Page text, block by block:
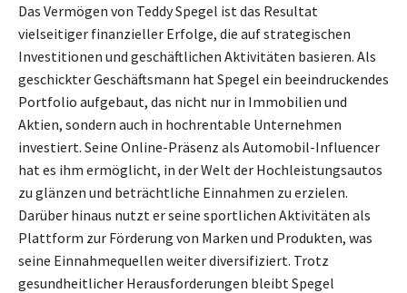
Das Vermögen von Teddy Spegel ist das Resultat
vielseitiger finanzieller Erfolge, die auf strategischen
Investitionen und geschäftlichen Aktivitäten basieren. Als
geschickter Geschäftsmann hat Spegel ein beeindruckendes
Portfolio aufgebaut, das nicht nur in Immobilien und
Aktien, sondern auch in hochrentable Unternehmen
investiert. Seine Online-Präsenz als Automobil-Influencer
hat es ihm ermöglicht, in der Welt der Hochleistungsautos
zu glänzen und beträchtliche Einnahmen zu erzielen.
Darüber hinaus nutzt er seine sportlichen Aktivitäten als
Plattform zur Förderung von Marken und Produkten, was
seine Einnahmequellen weiter diversifiziert. Trotz
gesundheitlicher Herausforderungen bleibt Spegel